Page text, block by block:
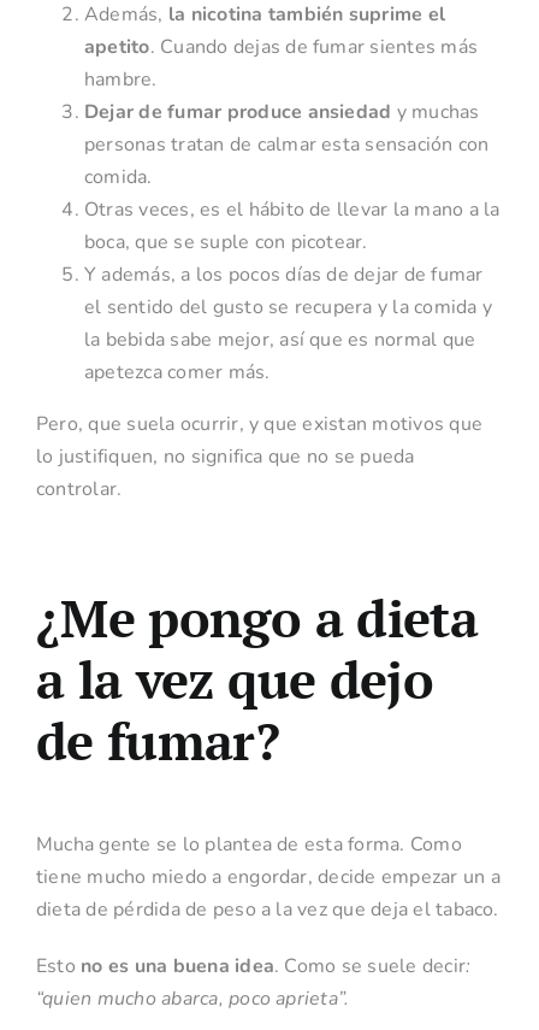
Además, la nicotina también suprime el
apetito. Cuando dejas de fumar sientes más
hambre.
Dejar de fumar produce ansiedad y muchas
personas tratan de calmar esta sensación con
comida.
Otras veces, es el hábito de llevar la mano a la
boca, que se suple con picotear.
Y además, a los pocos días de dejar de fumar
el sentido del gusto se recupera y la comida y
la bebida sabe mejor, así que es normal que
apetezca comer más.
Pero, que suela ocurrir, y que existan motivos que
lo justifiquen, no significa que no se pueda
controlar.
¿Me pongo a dieta
a la vez que dejo
de fumar?
Mucha gente se lo plantea de esta forma. Como
tiene mucho miedo a engordar, decide empezar un a
dieta de pérdida de peso a la vez que deja el tabaco.
Esto no es una buena idea. Como se suele decir:
“quien mucho abarca, poco aprieta”.